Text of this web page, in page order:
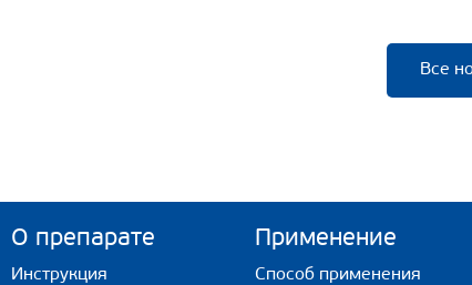
Все
О препарате
Инструкция
Применение
Способ применения